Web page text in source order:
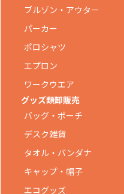
ブルゾン・アウター
パーカー
ポロシャツ
エプロン
ワークウエア
グッズ類卸販売
バッグ・ポーチ
デスク雑貨
タオル・バンダナ
キャップ・帽子
エコグッズ